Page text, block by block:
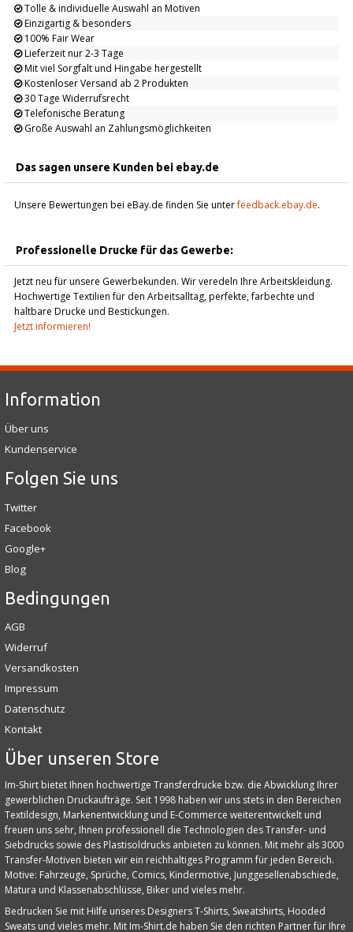
Tolle & individuelle Auswahl an Motiven
Einzigartig & besonders
100% Fair Wear
Lieferzeit nur 2-3 Tage
Mit viel Sorgfalt und Hingabe hergestellt
Kostenloser Versand ab 2 Produkten
30 Tage Widerrufsrecht
Telefonische Beratung
Große Auswahl an Zahlungsmöglichkeiten
Das sagen unsere Kunden bei ebay.de
Unsere Bewertungen bei eBay.de finden Sie unterfeedback.ebay.de.
Professionelle Drucke für das Gewerbe:
Jetzt neu für unsere Gewerbekunden. Wir veredeln Ihre Arbeitskleidung.
Hochwertige Textilien für den Arbeitsalltag, perfekte, farbechte und
haltbare Drucke und Bestickungen.
Jetzt informieren!
Information
Über uns
Kundenservice
Folgen Sie uns
Twitter
Facebook
Google+
Blog
Bedingungen
AGB
Widerruf
Versandkosten
Impressum
Datenschutz
Kontakt
Über unseren Store
Im-Shirt bietet Ihnen hochwertige Transferdrucke bzw. die Abwicklung Ihrer
gewerblichen Druckaufträge. Seit 1998 haben wir uns stets in den Bereichen
Textildesign, Markenentwicklung und E‑Commerce weiterentwickelt und
freuen uns sehr, Ihnen professionell die Technologien des Transfer- und
Siebdrucks sowie des Plastisoldrucks anbieten zu können. Mit mehr als 3000
Transfer-Motiven bieten wir ein reichhaltiges Programm für jeden Bereich.
Motive: Fahrzeuge, Sprüche, Comics, Kindermotive, Junggesellenabschiede,
Matura und Klassenabschlüsse, Biker und vieles mehr.
Bedrucken Sie mit Hilfe unseres Designers T-Shirts, Sweatshirts, Hooded
Sweats und vieles mehr. Mit Im-Shirt.de haben Sie den richten Partner für Ihre